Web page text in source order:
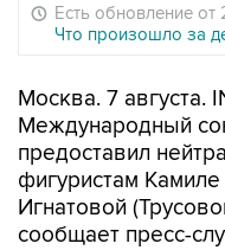
Есть обновление от
Что произошло за
Москва. 7 августа.
Международный
предоставил
фигуристам
Игнатовой
сообщает пресс-